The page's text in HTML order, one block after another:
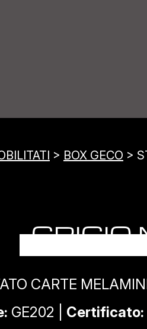
> BOX GECO >
GRIGIO
CARTE
GE202 | Certificato: